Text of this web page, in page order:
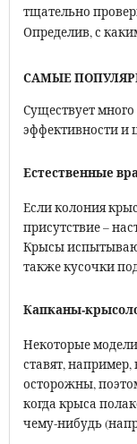
тщательно
Определив, с
САМЫЕ
Существует
эффективности и
Естественные
Если колония
присутствие –
Крысы
также кусочки
Капканы-
Некоторые
ставят,
осторожны,
когда крыса
чему-нибудь